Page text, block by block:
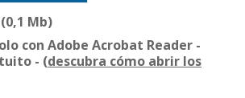
(0,1 Mb)
con Adobe Acrobat Reader -
- (descubra cómo abrir los